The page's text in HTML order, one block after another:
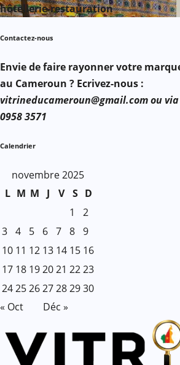
hôtellerie-restauration
Contactez-nous
Envie de faire rayonner votre
au Cameroun ? Ecrivez-nous :
vitrineducameroun@gmail.com ou via
0958 3571
Calendrier
novembre 2025
L M M J V S D
1
2
3 4 5 6 7 8 9
10 11 12 13 14 15 16
17 18 192021 2223
24252627282930
« Oct
Déc »